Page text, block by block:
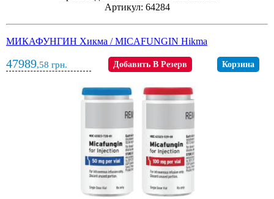
Артикул: 64284
МИКАФУНГИН Хикма / MICAFUNGIN Hikma
47989,58 грн. Добавить В Резерв Корзина